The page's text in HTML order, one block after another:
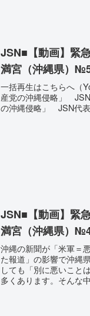
JSN■【動画】緊
満宮（沖縄県）
一括再生はこちらへ（
産党の沖縄侵略」
の沖縄侵略」 JSN代
JSN■【動画】緊
満宮（沖縄県）
沖縄の新聞が「米軍＝
た報道」の影響で沖縄
しても「別に悪いこと
多くあります。そんな